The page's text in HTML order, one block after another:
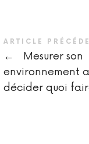
ARTICLE
←
Mesurer son
environnement
décider quoi